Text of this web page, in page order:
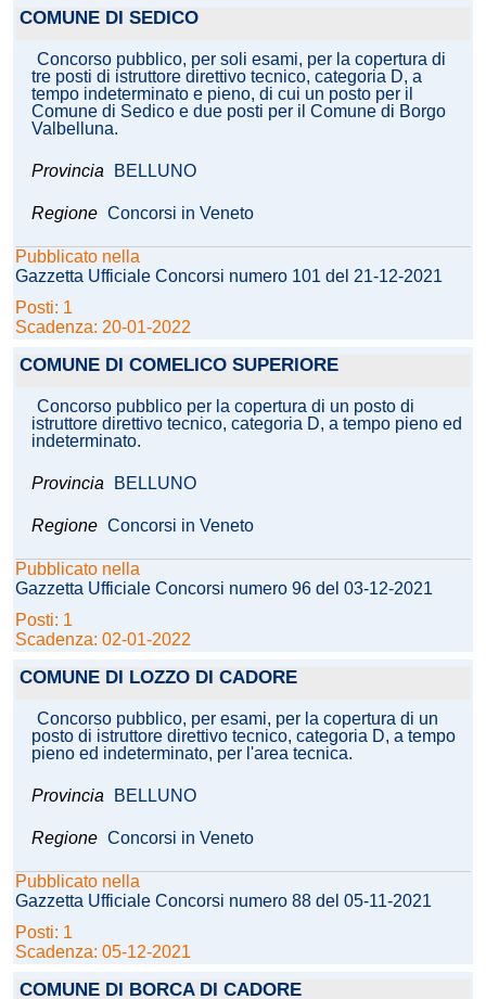
COMUNE DI SEDICO
Concorso pubblico, per soli esami, per la copertura di
tre posti di istruttore direttivo tecnico, categoria D, a
tempo indeterminato e pieno, di cui un posto per il
Comune di Sedico e due posti per il Comune di Borgo
Valbelluna.
Provincia BELLUNO
Regione Concorsi in Veneto
Pubblicato nella
Gazzetta Ufficiale Concorsi numero 101 del 21-12-2021
Posti: 1
Scadenza: 20-01-2022
COMUNE DI COMELICO SUPERIORE
Concorso pubblico per la copertura di un posto di
istruttore direttivo tecnico, categoria D, a tempo pieno ed
indeterminato.
Provincia BELLUNO
Regione Concorsi in Veneto
Pubblicato nella
Gazzetta Ufficiale Concorsi numero 96 del 03-12-2021
Posti: 1
Scadenza: 02-01-2022
COMUNE DI LOZZO DI CADORE
Concorso pubblico, per esami, per la copertura di un
posto di istruttore direttivo tecnico, categoria D, a tempo
pieno ed indeterminato, per l'area tecnica.
Provincia BELLUNO
Regione Concorsi in Veneto
Pubblicato nella
Gazzetta Ufficiale Concorsi numero 88 del 05-11-2021
Posti: 1
Scadenza: 05-12-2021
COMUNE DI BORCA DI CADORE